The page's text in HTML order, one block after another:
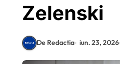
Zelenski
De Redactia iun. 23, 2026